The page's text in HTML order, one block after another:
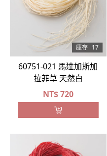
庫存 17
60751-021 馬達加斯加
拉菲草 天然白
NT$720